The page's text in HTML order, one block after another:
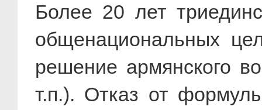
Более 20 лет
общенациональных
решение армянского
т.п.). Отказ от